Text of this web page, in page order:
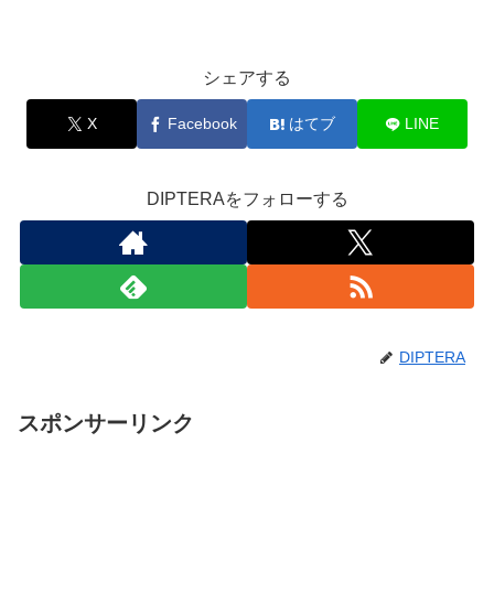
シェアする
X Facebook はてブ LINE
DIPTERAをフォローする
DIPTERA
スポンサーリンク